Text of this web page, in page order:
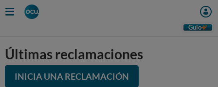
Guio
Últimas reclamaciones
INICIA UNA RECLAMACIÓN